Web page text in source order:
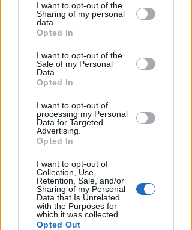
by third parties on the IAB’s list of
downstream participants.
by us to third parties on the IAB’s List of
Downstream Participants that may
further disclose it to other third parties.
I want to opt-out of the
Sharing of my personal
data.
Opted In
I want to opt-out of the
Sale of my Personal
Data.
Opted In
I want to opt-out of
processing my Personal
Data for Targeted
Advertising.
Opted In
I want to opt-out of
Collection, Use,
Retention, Sale, and/or
Sharing of my Personal
Data that Is Unrelated
with the Purposes for
which it was collected.
Opted Out
per il Rimini prima sul campo
della Sammaurese